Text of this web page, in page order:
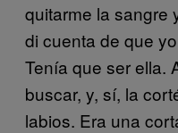
quitarme la sangre
di cuenta de que
Tenía que ser ella.
buscar, y, sí, la
labios. Era una